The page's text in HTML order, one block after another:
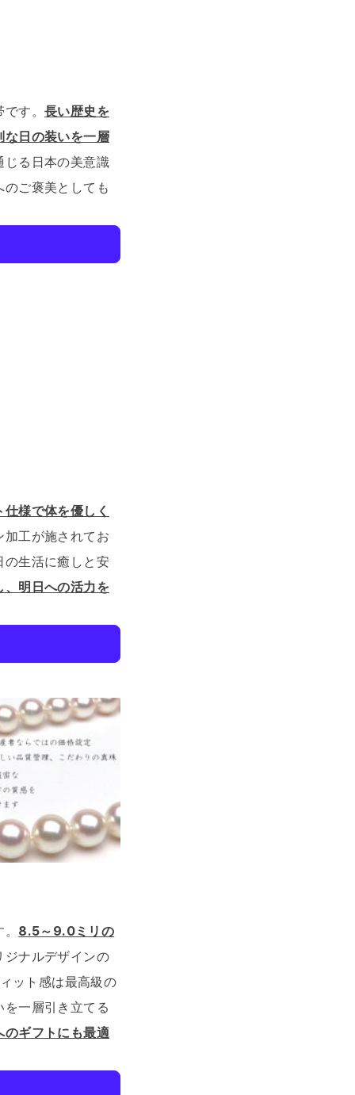
す。 長い歴史を
な日の装いを一層
じる日本の美意識
ご褒美としても
様で体を優しく
加工が施されてお
の生活に癒しと安
明日への活力を
8.5～9.0ミリの
ジナルデザインの
ット感は最高級の
一層引き立てる
のギフトにも最適